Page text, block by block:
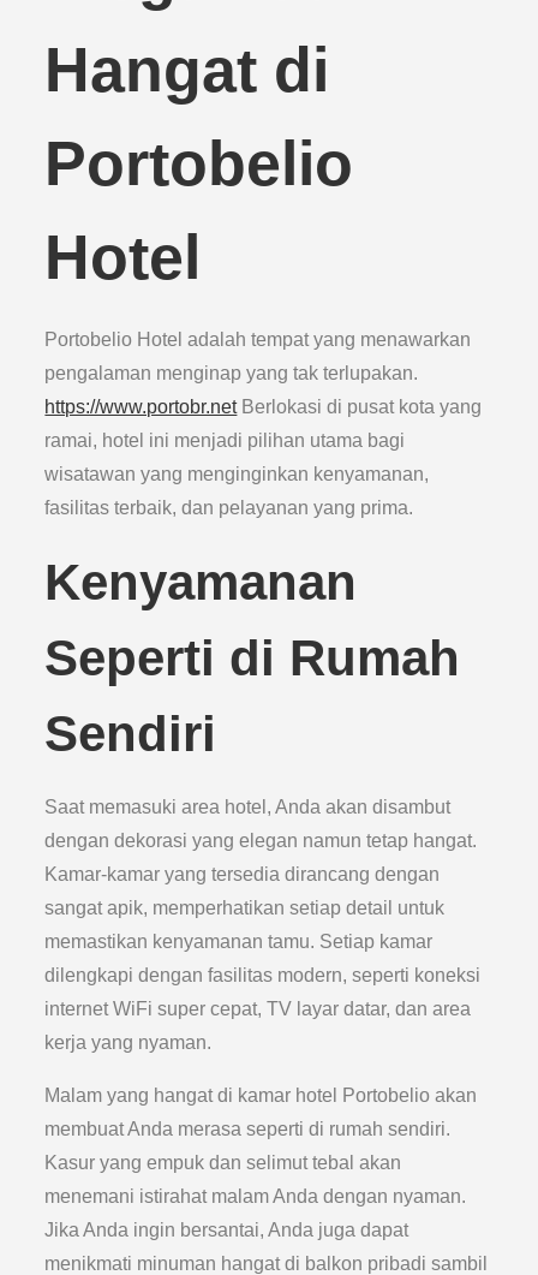
Hangat di
Portobelio
Hotel
Portobelio Hotel adalah tempat yang menawarkan
pengalaman menginap yang tak terlupakan.
https://www.portobr.netBerlokasi di pusat kota yang
ramai, hotel ini menjadi pilihan utama bagi
wisatawan yang menginginkan kenyamanan,
fasilitas terbaik, dan pelayanan yang prima.
Kenyamanan
Seperti di Rumah
Sendiri
Saat memasuki area hotel, Anda akan disambut
dengan dekorasi yang elegan namun tetap hangat.
Kamar-kamar yang tersedia dirancang dengan
sangat apik, memperhatikan setiap detail untuk
memastikan kenyamanan tamu. Setiap kamar
dilengkapi dengan fasilitas modern, seperti koneksi
internet WiFi super cepat, TV layar datar, dan area
kerja yang nyaman.
Malam yang hangat di kamar hotel Portobelio akan
membuat Anda merasa seperti di rumah sendiri.
Kasur yang empuk dan selimut tebal akan
menemani istirahat malam Anda dengan nyaman.
Jika Anda ingin bersantai, Anda juga dapat
menikmati minuman hangat di balkon pribadi sambil